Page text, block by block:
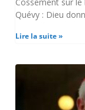
Cossement sur
Quévy : Dieu
Lire la suite »